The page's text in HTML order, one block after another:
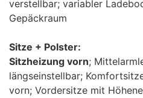
verstellbar; variabler
Gepäckraum
Sitze + Polster:
Sitzheizung vorn;
längseinstellbar;
vorn; Vordersitze mit